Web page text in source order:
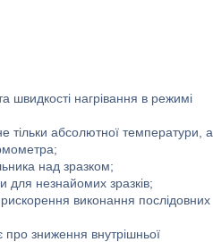
швидкості нагрівання в режимі
тільки абсолютної температури, а
над зразком;
для незнайомих зразків;
виконання послідовних
про зниження внутрішньої